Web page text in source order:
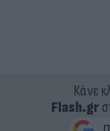
Κάνε
Flash.gr